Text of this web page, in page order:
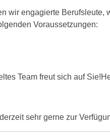
wir engagierte
Voraussetzungen:
Team freut sich auf
sehr gerne zur